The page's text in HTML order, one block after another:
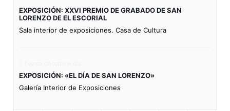
EXPOSICIÓN: XXVI PREMIO DE GRABADO DE SAN
LORENZO DE EL ESCORIAL
Sala interior de exposiciones. Casa de Cultura
EXPOSICIÓN: «EL DÍA DE SAN LORENZO»
Galería Interior de Exposiciones